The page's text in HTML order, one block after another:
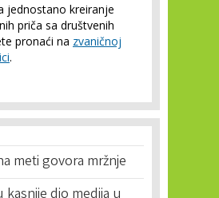
jednostano kreiranje
priča sa društvenih
pronaći na zvaničnoj
.
meti govora mržnje